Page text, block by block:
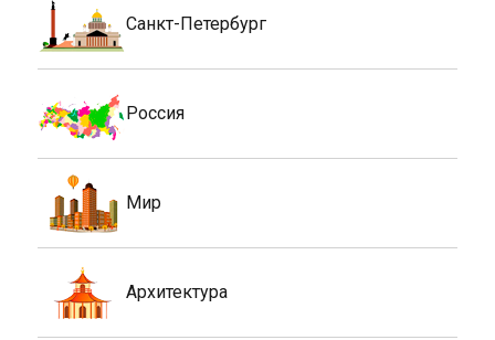
Санкт-Петербург
Россия
Мир
Архитектура